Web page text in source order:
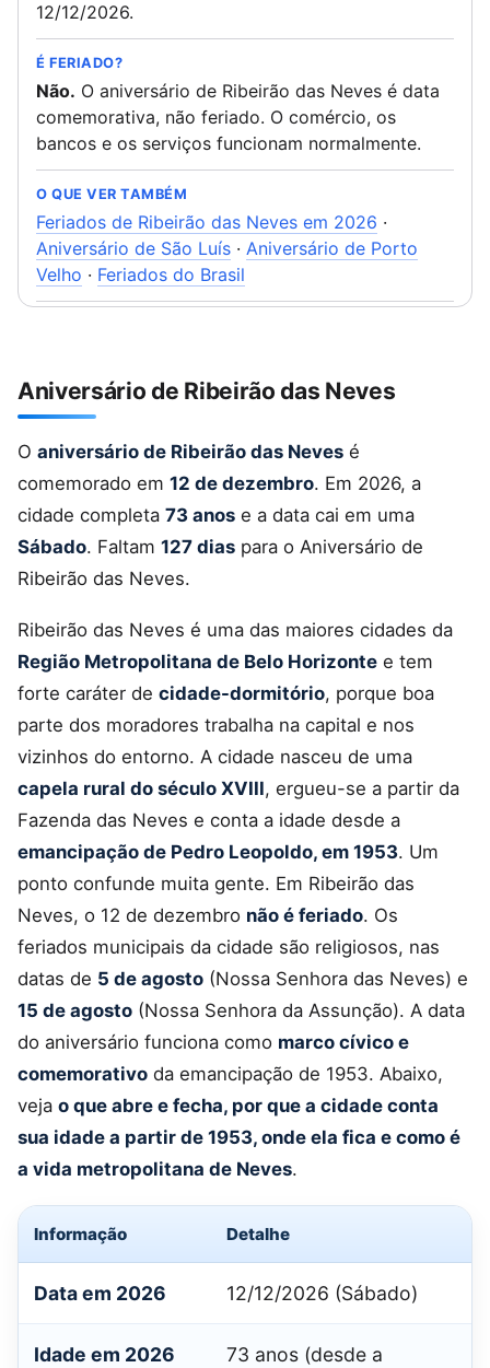
12/12/2026.
É FERIADO?
Não. O aniversário de Ribeirão das Neves é data
comemorativa, não feriado. O comércio, os
bancos e os serviços funcionam normalmente.
O QUE VER TAMBÉM
Feriados de Ribeirão das Neves em 2026 ·
Aniversário de São Luís · Aniversário de Porto
Velho · Feriados do Brasil
Aniversário de Ribeirão das Neves
O aniversário de Ribeirão das Neves é
comemorado em 12 de dezembro. Em 2026, a
cidade completa 73 anos e a data cai em uma
Sábado. Faltam 127 dias para o Aniversário de
Ribeirão das Neves.
Ribeirão das Neves é uma das maiores cidades da
Região Metropolitana de Belo Horizonte e tem
forte caráter de cidade-dormitório, porque boa
parte dos moradores trabalha na capital e nos
vizinhos do entorno. A cidade nasceu de uma
capela rural do século XVIII, ergueu-se a partir da
Fazenda das Neves e conta a idade desde a
emancipação de Pedro Leopoldo, em 1953. Um
ponto confunde muita gente. Em Ribeirão das
Neves, o 12 de dezembro não é feriado. Os
feriados municipais da cidade são religiosos, nas
datas de 5 de agosto (Nossa Senhora das Neves) e
15 de agosto (Nossa Senhora da Assunção). A data
do aniversário funciona como marco cívico e
comemorativo da emancipação de 1953. Abaixo,
veja o que abre e fecha, por que a cidade conta
sua idade a partir de 1953, onde ela fica e como é
a vida metropolitana de Neves.
Informação Detalhe
Data em 2026 12/12/2026 (Sábado)
Idade em 2026
73 anos (desde a